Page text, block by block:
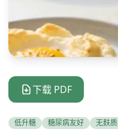
下载 PDF
低升糖 糖尿病友好 无麸质